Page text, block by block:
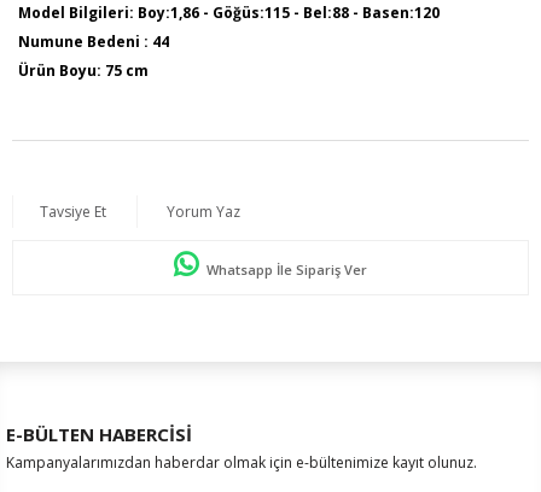
Model Bilgileri: Boy:1,86 - Göğüs:115 - Bel:88 - Basen:120
Numune Bedeni : 44
Ürün Boyu: 75 cm
Tavsiye Et Yorum Yaz
Whatsapp İle Sipariş Ver
E-BÜLTEN HABERCİSİ
Kampanyalarımızdan haberdar olmak için e-bültenimize kayıt olunuz.